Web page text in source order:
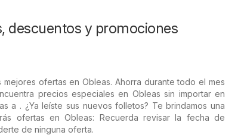
descuentos y promociones
mejores ofertas en Obleas. Ahorra durante todo el mes
precios especiales en Obleas sin importar en
a . ¿Ya leíste sus nuevos folletos? Te brindamos una
ofertas en Obleas: Recuerda revisar la fecha de
de ninguna oferta.